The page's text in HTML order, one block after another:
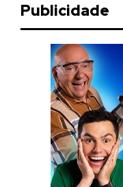
Publicidade